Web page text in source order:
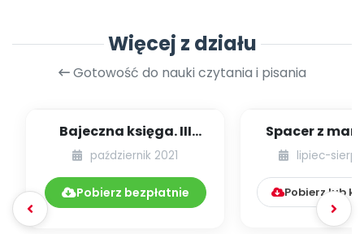
Więcej z działu
Gotowość do nauki czytania i pisania
Bajeczna księga. III
edycja projektu
czytelniczego
październik 2021
Pobierz bezpłatnie
Spacer z
lipiec-
Pobierz lub